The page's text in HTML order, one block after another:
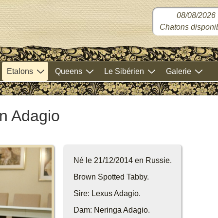
Etalons Queens Le Sibérien Galerie
08/08/2026
Chatons
Adagio
Né le 21/12/2014 en Russie.
Brown Spotted Tabby.
Sire: Lexus Adagio.
Dam: Neringa Adagio.